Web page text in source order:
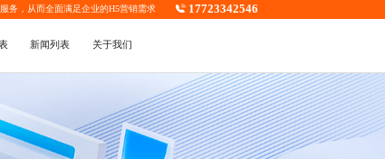
服务，从而全面满足企业的H5营销需求 17723342546
新闻列表 关于我们